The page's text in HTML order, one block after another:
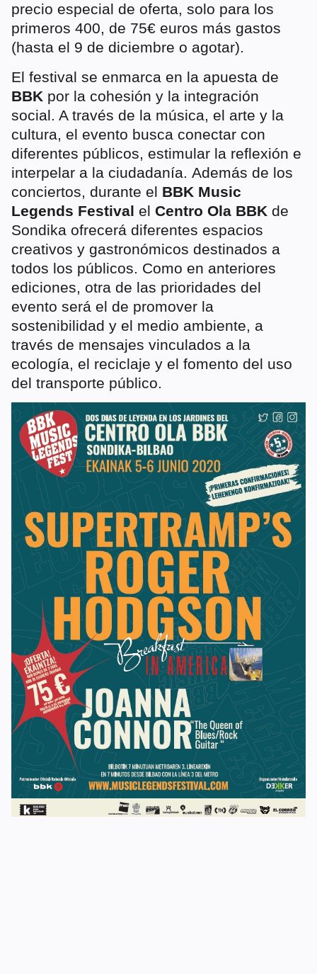
precio especial de oferta, solo para los
primeros 400, de 75€ euros más gastos
(hasta el 9 de diciembre o agotar).
El festival se enmarca en la apuesta de
BBK por la cohesión y la integración
social. A través de la música, el arte y la
cultura, el evento busca conectar con
diferentes públicos, estimular la reflexión e
interpelar a la ciudadanía. Además de los
conciertos, durante el BBK Music
Legends Festival el Centro Ola BBK de
Sondika ofrecerá diferentes espacios
creativos y gastronómicos destinados a
todos los públicos. Como en anteriores
ediciones, otra de las prioridades del
evento será el de promover la
sostenibilidad y el medio ambiente, a
través de mensajes vinculados a la
ecología, el reciclaje y el fomento del uso
del transporte público.